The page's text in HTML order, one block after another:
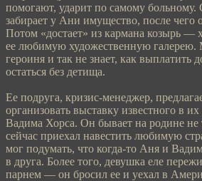
помогают, ударит по самому больному.
забирает у Ани имущество, после чего
Потом «достает» из кармана козырь —
ее любимую художественную галерею.
героиня и так не знает, как выплатить
остаться без детища.
Ее подруга, кризис-менеджер,
организовать выставку известного в
Вадима Хорса. Он бывает на родине не
сейчас приехал навестить любимую
мог подумать, что когда-то Аня и
в друга. Более того, девушка еле
парнем — он бросил ее и уехал в